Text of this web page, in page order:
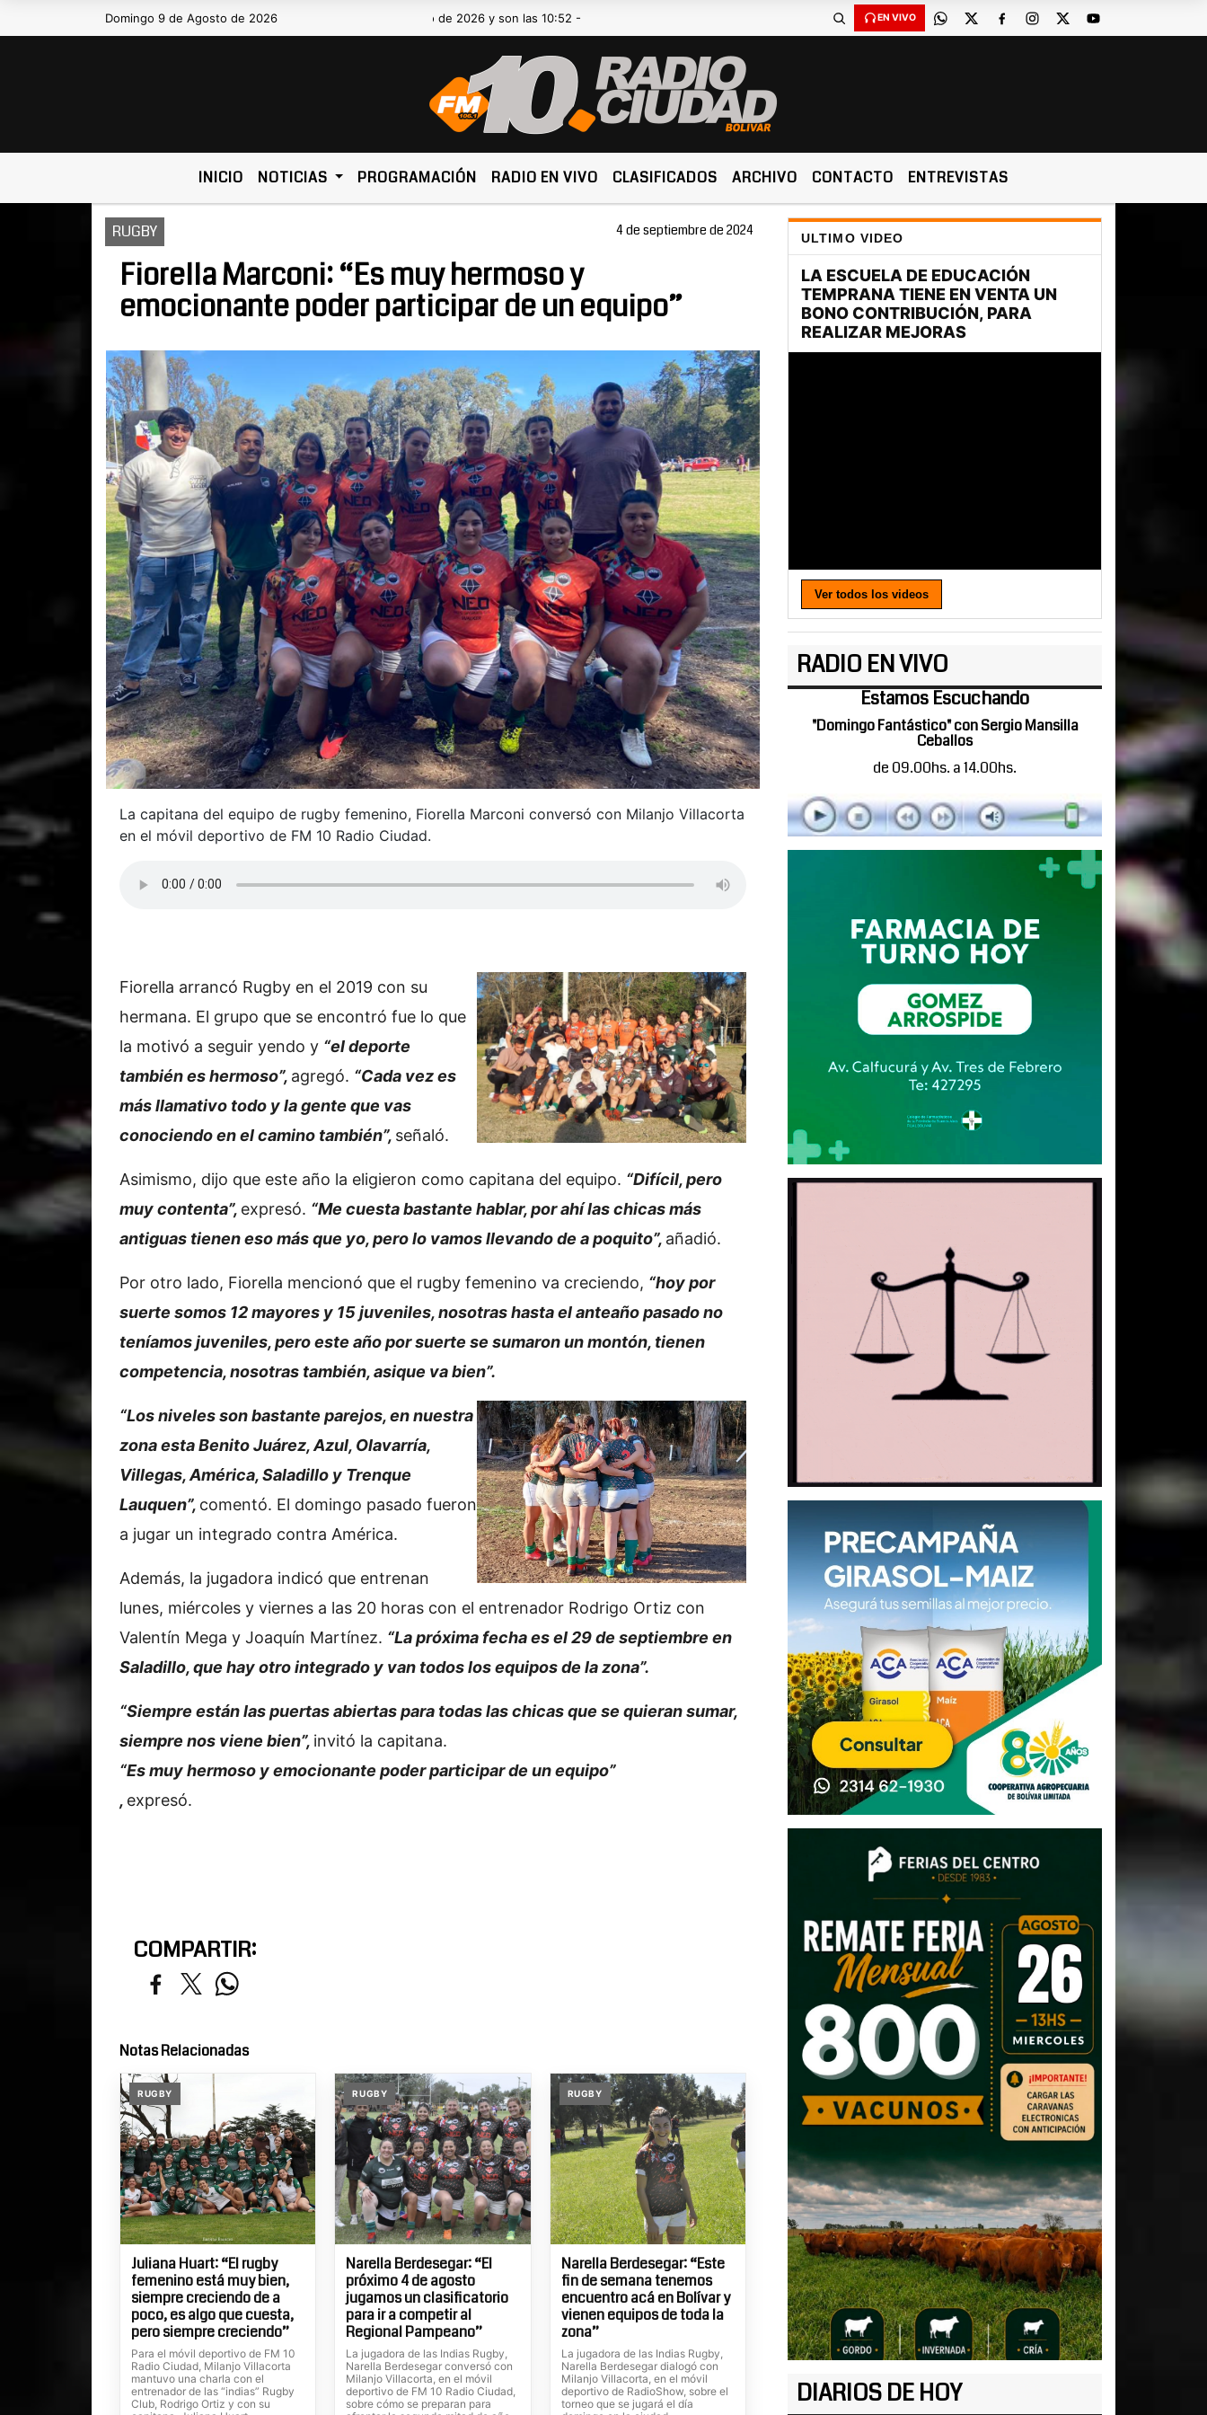
Domingo 9 de Agosto de 2026Hoy es Domingo 9 de Agosto de 2026 y son las 10:52 - EN VIVO
INICIO NOTICIAS PROGRAMACIÓN RADIO EN VIVO CLASIFICADOS ARCHIVO CONTACTO ENTREVISTAS
RUGBY 4 de septiembre de 2024
Fiorella Marconi: “Es muy hermoso y
emocionante poder participar de un equipo”
La capitana del equipo de rugby femenino, Fiorella Marconi conversó con Milanjo Villacorta
en el móvil deportivo de FM 10 Radio Ciudad.
Fiorella arrancó Rugby en el 2019 con su
hermana. El grupo que se encontró fue lo que
la motivó a seguir yendo y “el deporte
también es hermoso”, agregó. “Cada vez es
más llamativo todo y la gente que vas
conociendo en el camino también”, señaló.
Asimismo, dijo que este año la eligieron como capitana del equipo. “Difícil, pero
muy contenta”, expresó. “Me cuesta bastante hablar, por ahí las chicas más
antiguas tienen eso más que yo, pero lo vamos llevando de a poquito”, añadió.
Por otro lado, Fiorella mencionó que el rugby femenino va creciendo, “hoy por
suerte somos 12 mayores y 15 juveniles, nosotras hasta el anteaño pasado no
teníamos juveniles, pero este año por suerte se sumaron un montón, tienen
competencia, nosotras también, asique va bien”.
“Los niveles son bastante parejos, en nuestra
zona esta Benito Juárez, Azul, Olavarría,
Villegas, América, Saladillo y Trenque
Lauquen”, comentó. El domingo pasado fueron
a jugar un integrado contra América.
Además, la jugadora indicó que entrenan
lunes, miércoles y viernes a las 20 horas con el entrenador Rodrigo Ortiz con
Valentín Mega y Joaquín Martínez. “La próxima fecha es el 29 de septiembre en
Saladillo, que hay otro integrado y van todos los equipos de la zona”.
“Siempre están las puertas abiertas para todas las chicas que se quieran sumar,
siempre nos viene bien”, invitó la capitana.
“Es muy hermoso y emocionante poder participar de un equipo”
, expresó.
COMPARTIR:
Notas Relacionadas
RUGBY
Juliana Huart: “El rugby
femenino está muy bien,
siempre creciendo de a
poco, es algo que cuesta,
pero siempre creciendo”
Para el móvil deportivo de FM 10
Radio Ciudad, Milanjo Villacorta
mantuvo una charla con el
entrenador de las “indias” Rugby
Club, Rodrigo Ortiz y con su
RUGBY
Narella Berdesegar: “El
próximo 4 de agosto
jugamos un clasificatorio
para ir a competir al
Regional Pampeano”
La jugadora de las Indias Rugby,
Narella Berdesegar conversó con
Milanjo Villacorta, en el móvil
deportivo de FM 10 Radio Ciudad,
sobre cómo se preparan para
RUGBY
Narella Berdesegar: “Este
fin de semana tenemos
encuentro acá en Bolívar y
vienen equipos de toda la
zona”
La jugadora de las Indias Rugby,
Narella Berdesegar dialogó con
Milanjo Villacorta, en el móvil
deportivo de RadioShow, sobre el
torneo que se jugará el día
ULTIMO VIDEO
Ver todos los videos
RADIO EN VIVO
Estamos Escuchando
"Domingo Fantástico" con Sergio Mansilla
Ceballos
de 09.00hs. a 14.00hs.
DIARIOS DE HOY